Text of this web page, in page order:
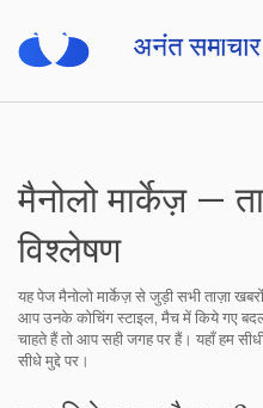
मैनोलो मार्केज़ —
विश्लेषण
यह पेज मैनोलो मार्केज़ से जुड़ी सभी ताज़ा
आप उनके कोचिंग स्टाइल, मैच में किये गए
चाहते हैं तो आप सही जगह पर हैं। यहाँ हम
सीधे मुद्दे पर।